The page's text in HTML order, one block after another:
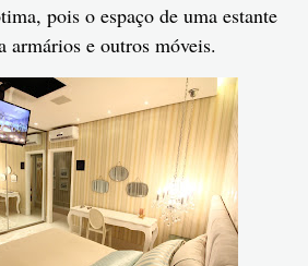
pois o espaço de uma estante
armários e outros móveis.